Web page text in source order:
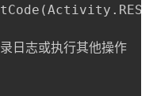
志或执行其他操作